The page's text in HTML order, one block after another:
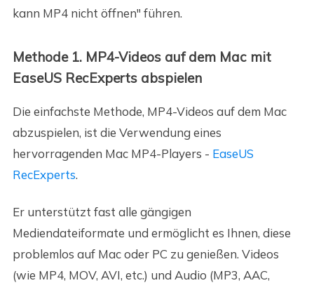
kann MP4 nicht öffnen" führen.
Methode 1. MP4-Videos auf dem Mac mit
EaseUS RecExperts abspielen
Die einfachste Methode, MP4-Videos auf dem Mac
abzuspielen, ist die Verwendung eines
hervorragenden Mac MP4-Players - EaseUS
RecExperts.
Er unterstützt fast alle gängigen
Mediendateiformate und ermöglicht es Ihnen, diese
problemlos auf Mac oder PC zu genießen. Videos
(wie MP4, MOV, AVI, etc.) und Audio (MP3, AAC,